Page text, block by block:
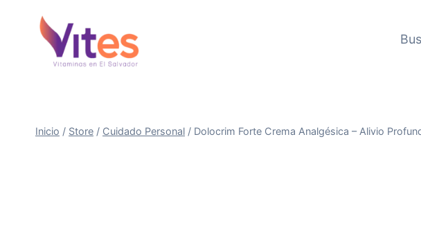
Contenido
Inicio / Store / Cuidado Personal / Dolocrim Forte Crema Analgésica – Alivio